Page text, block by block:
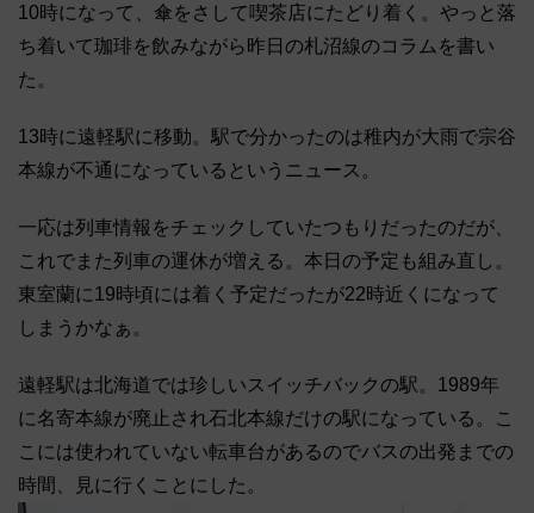
10時になって、傘をさして喫茶店にたどり着く。やっと落
ち着いて珈琲を飲みながら昨日の札沼線のコラムを書い
た。
13時に遠軽駅に移動。駅で分かったのは稚内が大雨で宗谷
本線が不通になっているというニュース。
一応は列車情報をチェックしていたつもりだったのだが、
これでまた列車の運休が増える。本日の予定も組み直し。
東室蘭に19時頃には着く予定だったが22時近くになって
しまうかなぁ。
遠軽駅は北海道では珍しいスイッチバックの駅。1989年
に名寄本線が廃止され石北本線だけの駅になっている。こ
こには使われていない転車台があるのでバスの出発までの
時間、見に行くことにした。